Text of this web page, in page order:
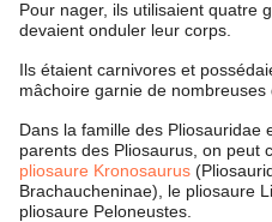
Pour nager, ils utilisaient quatre
devaient onduler leur corps.
Ils étaient carnivores et
mâchoire garnie de nombreuses
Dans la famille des Pliosauridae
parents des Pliosaurus, on peut
pliosaure Kronosaurus
Brachaucheninae), le pliosaure
pliosaure Peloneustes.